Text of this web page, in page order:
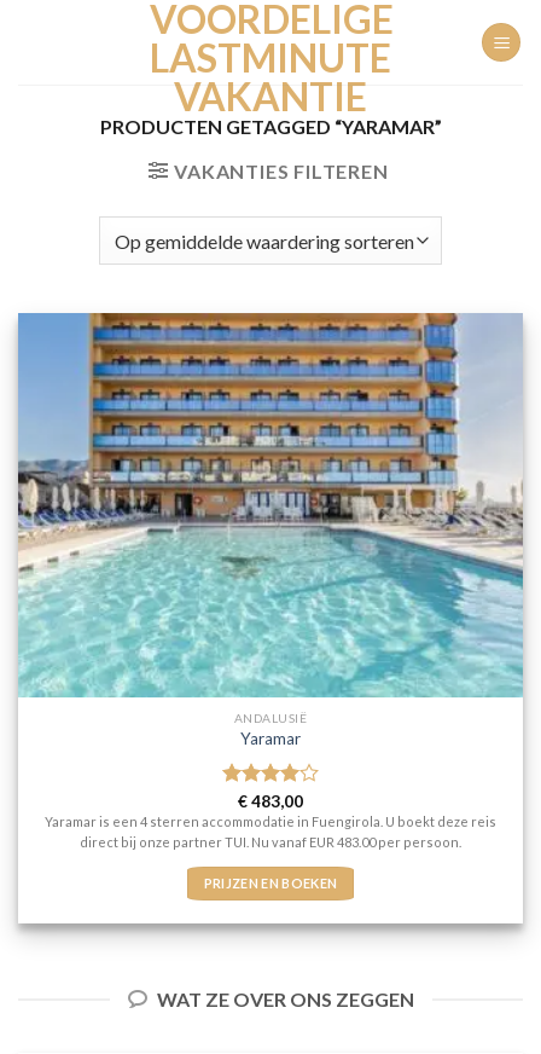
VOORDELIGE
LASTMINUTE
VAKANTIE
PRODUCTEN GETAGGED “YARAMAR”
VAKANTIES FILTEREN
ANDALUSIË
Yaramar
Gewaardeerd
4uit 5
€483,00
Yaramar is een 4 sterren accommodatie in Fuengirola. U boekt deze reis
direct bij onze partner TUI. Nu vanaf EUR 483.00 per persoon.
PRIJZEN EN BOEKEN
WAT ZE OVER ONS ZEGGEN